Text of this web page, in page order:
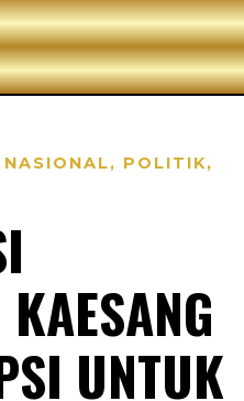
NASIONAL, POLITIK,
UNTUK